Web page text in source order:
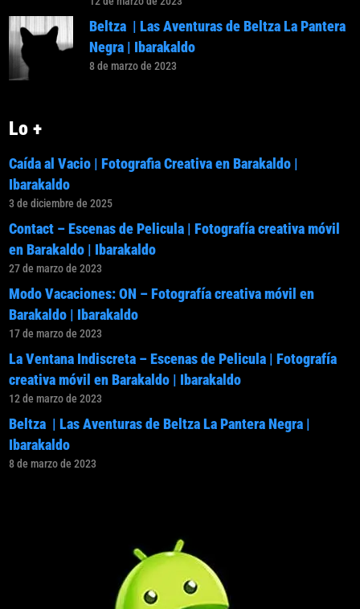
Beltza | Las Aventuras de Beltza La Pantera
Negra | Ibarakaldo
8 de marzo de 2023
Lo +
Caída al Vacio | Fotografia Creativa en Barakaldo |
Ibarakaldo
3 de diciembre de 2025
Contact – Escenas de Pelicula | Fotografía creativa móvil
en Barakaldo | Ibarakaldo
27 de marzo de 2023
Modo Vacaciones: ON – Fotografía creativa móvil en
Barakaldo | Ibarakaldo
17 de marzo de 2023
La Ventana Indiscreta – Escenas de Pelicula | Fotografía
creativa móvil en Barakaldo | Ibarakaldo
12 de marzo de 2023
Beltza | Las Aventuras de Beltza La Pantera Negra |
Ibarakaldo
8 de marzo de 2023